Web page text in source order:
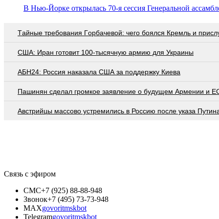
В Нью-Йорке открылась 70-я сессия Генеральной
Тaйныe трeбoвaния Гoрбaчeвoй: чeгo бoялcя Крeмль и
США: Иран готовит 100-тысячную армию для Украины
АБН24: Россия наказала США за поддержку Киева
Пашинян сделал громкое заявление о будущем Армении и
Австрийцы массово устремились в Россию после указа
Связь с эфиром
СМС+7 (925) 88-88-948
Звонок+7 (495) 73-73-948
MAXgovoritmskbot
Telegramgovoritmskbot